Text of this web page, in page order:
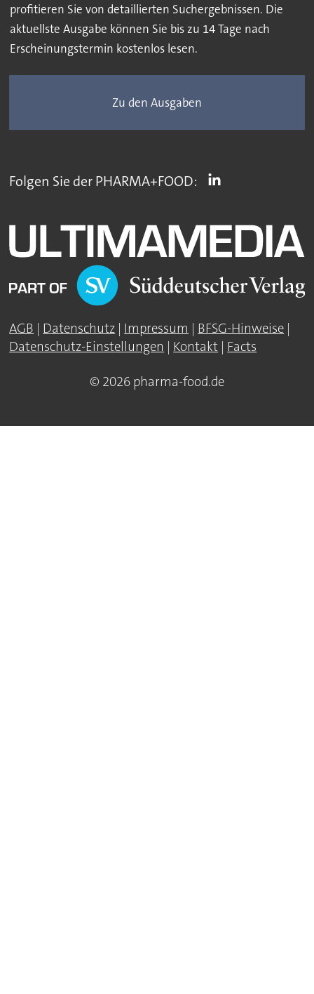
profitieren Sie von detaillierten Suchergebnissen. Die
aktuellste Ausgabe können Sie bis zu 14 Tage nach
Erscheinungstermin kostenlos lesen.
Zu den Ausgaben
Folgen Sie der PHARMA+FOOD:
AGB | Datenschutz | Impressum | BFSG-Hinweise |
Datenschutz-Einstellungen | Kontakt | Facts
© 2026 pharma-food.de